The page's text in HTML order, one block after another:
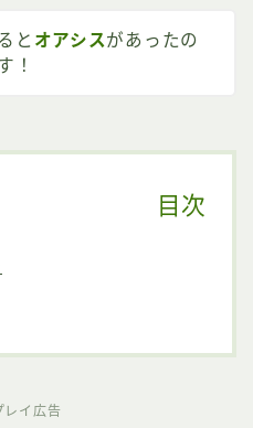
と オアシスがあったの
！
目次
レイ広告